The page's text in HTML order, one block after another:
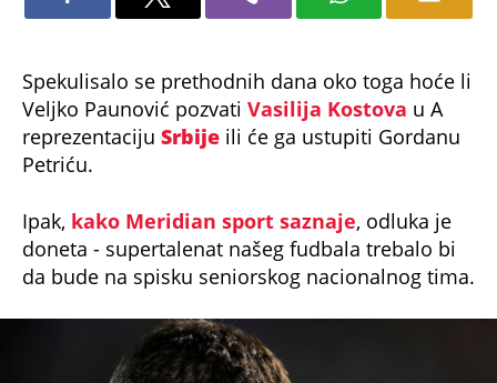
Veljko Paunović pozvatiVasilija Kostova u A
reprezentacijuSrbije ili će ga ustupiti Gordanu
Petriću.
doneta - supertalenat našeg fudbala trebalo bi
da bude na spisku seniorskog nacionalnog tima.